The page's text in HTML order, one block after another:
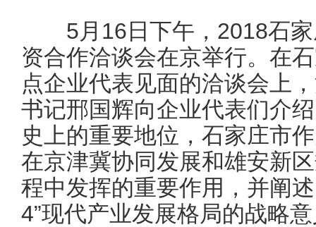
5月16日下午，2018石家
资合作洽谈会在京举行。在
点企业代表见面的洽谈会上
书记邢国辉向企业代表们介
史上的重要地位，石家庄市
在京津冀协同发展和雄安新
程中发挥的重要作用，并阐
4”现代产业发展格局的战略